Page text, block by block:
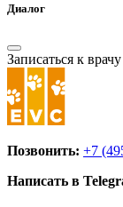
Диалог
Записаться к врачу
Позвонить: +7
Написать в